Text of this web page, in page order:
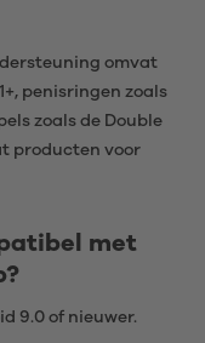
omvat
penisringen zoals
zoals de Double
producten voor
met
9.0 of nieuwer.